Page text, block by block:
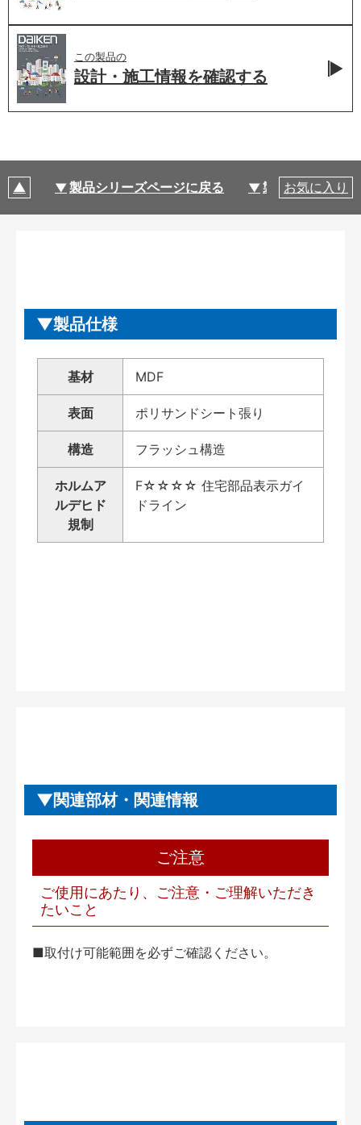
この製品の
設計・施工情報を確認する
製品シリーズページに戻る 製品仕様
お気に入り
製品仕様
基材 MDF
表面 ポリサンドシート張り
構造 フラッシュ構造
ホルムア
ルデヒド
規制
F☆☆☆☆ 住宅部品表示ガイ
ドライン
関連部材・関連情報
ご注意
ご使用にあたり、ご注意・ご理解いただき
たいこと
■取付け可能範囲を必ずご確認ください。